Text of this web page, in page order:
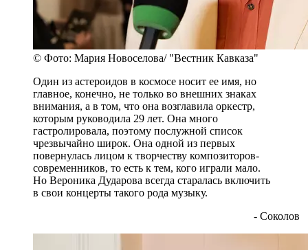
© Фото: Мария Новоселова/ "Вестник Кавказа"
Один из астероидов в космосе носит ее имя, но
главное, конечно, не только во внешних знаках
внимания, а в том, что она возглавила оркестр,
которым руководила 29 лет. Она много
гастролировала, поэтому послужной список
чрезвычайно широк. Она одной из первых
повернулась лицом к творчеству композиторов-
современников, то есть к тем, кого играли мало.
Но Вероника Дударова всегда старалась включить
в свои концерты такого рода музыку.
- Соколов